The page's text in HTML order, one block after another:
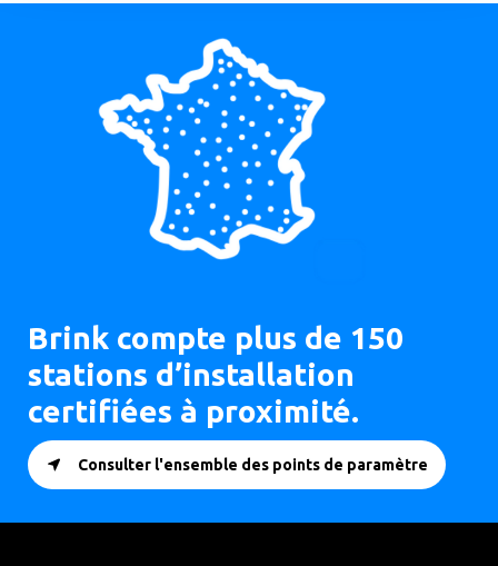
Brink compte plus de 150
stations d’installation
certifiées à proximité.
Consulter l'ensemble des points de paramètre